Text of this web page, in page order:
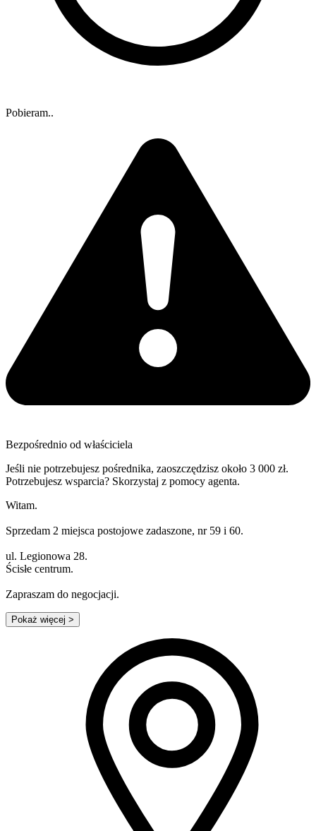
Pobieram..
Bezpośrednio od właściciela
Jeśli nie potrzebujesz pośrednika, zaoszczędzisz około 3 000 zł.
Potrzebujesz wsparcia? Skorzystaj z pomocy agenta.
Witam.
Sprzedam 2 miejsca postojowe zadaszone, nr 59 i 60.
ul. Legionowa 28.
Ścisłe centrum.
Zapraszam do negocjacji.
Pokaż więcej >